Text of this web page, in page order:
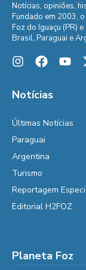
Notícias, opiniões,
Fundado em 2003,
Foz do Iguaçu (PR)
Brasil, Paraguai e
Notícias
Últimas Notícias
Paraguai
Argentina
Turismo
Reportagem
Editorial H2FOZ
Planeta Foz